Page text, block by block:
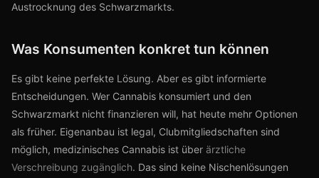
Austrocknung des Schwarzmarkts.
Was Konsumenten konkret tun können
Es gibt keine perfekte Lösung. Aber es gibt informierte
Entscheidungen. Wer Cannabis konsumiert und den
Schwarzmarkt nicht finanzieren will, hat heute mehr Optionen
als früher. Eigenanbau ist legal, Clubmitgliedschaften sind
möglich, medizinisches Cannabis ist über ärztliche
Verschreibung zugänglich. Das sind keine Nischenlösungen